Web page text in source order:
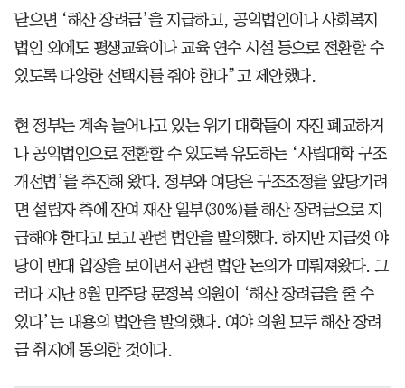
닫으면 ‘해산 장려금’을 지급하고, 공익법인이나 사회복지
법인 외에도 평생교육이나 교육 연수 시설 등으로 전환할 수
있도록 다양한 선택지를 줘야 한다”고 제안했다.
현 정부는 계속 늘어나고 있는 위기 대학들이 자진 폐교하거
나 공익법인으로 전환할 수 있도록 유도하는 ‘사립대학 구조
개선법’을 추진해 왔다. 정부와 여당은 구조조정을 앞당기려
면 설립자 측에 잔여 재산 일부(30%)를 해산 장려금으로 지
급해야 한다고 보고 관련 법안을 발의했다. 하지만 지금껏 야
당이 반대 입장을 보이면서 관련 법안 논의가 미뤄져왔다. 그
러다 지난 8월 민주당 문정복 의원이 ‘해산 장려금을 줄 수
있다’는 내용의 법안을 발의했다. 여야 의원 모두 해산 장려
금 취지에 동의한 것이다.